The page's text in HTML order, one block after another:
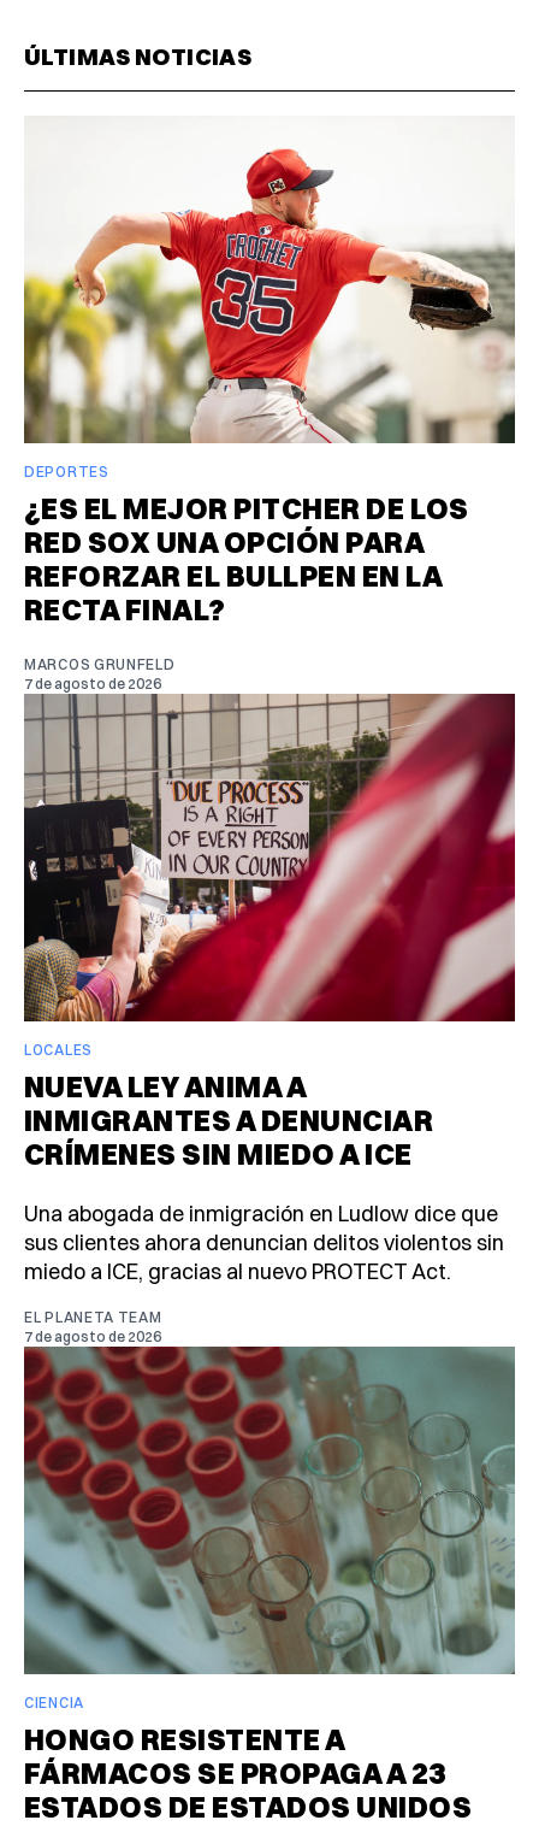
ÚLTIMAS NOTICIAS
DEPORTES
¿ES EL MEJOR PITCHER DE LOS
RED SOX UNA OPCIÓN PARA
REFORZAR EL BULLPEN EN LA
RECTA FINAL?
MARCOS GRUNFELD
7 de agosto de 2026
LOCALES
NUEVA LEY ANIMA A
INMIGRANTES A DENUNCIAR
CRÍMENES SIN MIEDO A ICE
Una abogada de inmigración en Ludlow dice que
sus clientes ahora denuncian delitos violentos sin
miedo a ICE, gracias al nuevo PROTECT Act.
EL PLANETA TEAM
7 de agosto de 2026
CIENCIA
HONGO RESISTENTE A
FÁRMACOS SE PROPAGA A 23
ESTADOS DE ESTADOS UNIDOS